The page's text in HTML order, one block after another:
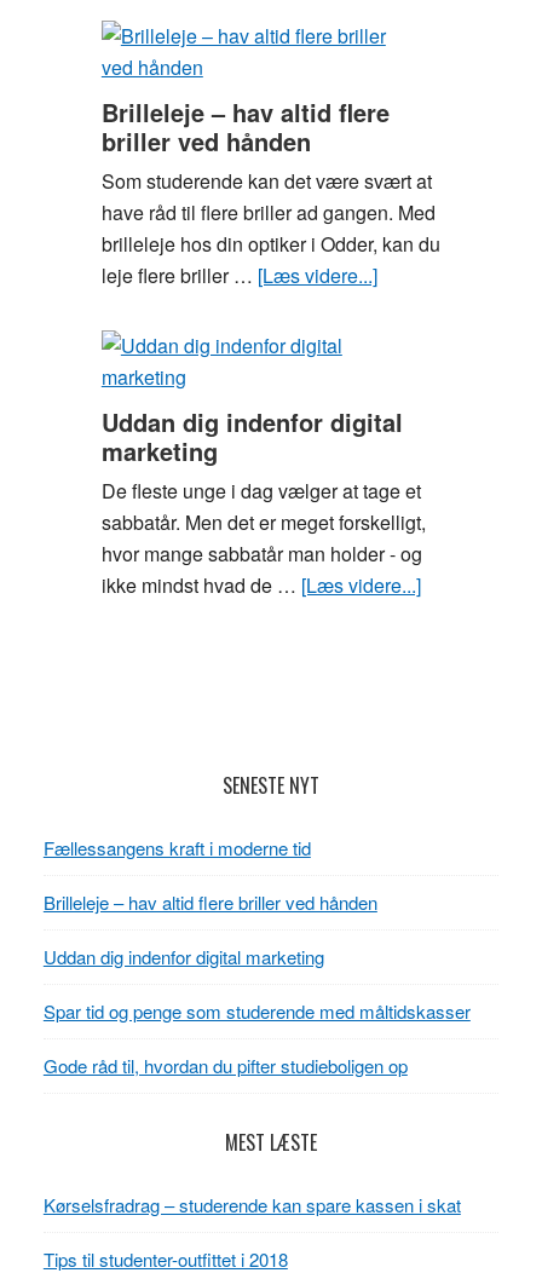
sommerferie
Brilleleje – hav altid flere
briller ved hånden
Som studerende kan det være svært at
have råd til flere briller ad gangen. Med
brilleleje hos din optiker i Odder, kan du
leje flere briller … [Læs videre...]om
flere
ved
hånden
Uddan dig indenfor digital
marketing
De fleste unge i dag vælger at tage et
sabbatår. Men det er meget forskelligt,
hvor mange sabbatår man holder - og
ikke mindst hvad de … [Læs videre...]om
Læserinteraktioner
SENESTE NYT
Fællessangens kraft i moderne tid
Brilleleje – hav altid flere briller ved hånden
Uddan dig indenfor digital marketing
Spar tid og penge som studerende med måltidskasser
Gode råd til, hvordan du pifter studieboligen op
MEST LÆSTE
Kørselsfradrag – studerende kan spare kassen i skat
Tips til studenter-outfittet i 2018